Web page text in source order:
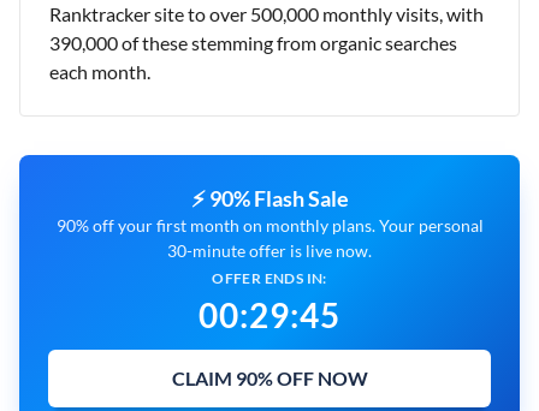
Ranktracker site to over 500,000 monthly visits, with
390,000 of these stemming from organic searches
each month.
⚡ 90% Flash Sale
90% off your first month on monthly plans. Your personal
30-minute offer is live now.
OFFER ENDS IN:
00:29:44
CLAIM 90% OFF NOW